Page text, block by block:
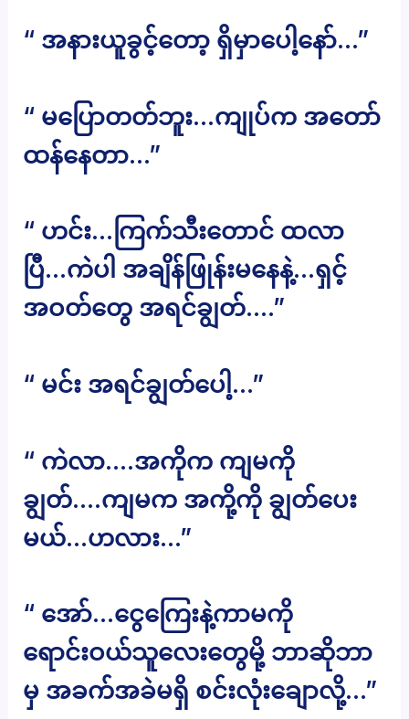
“ အနားယူခွင့်တော့ ရှိမှာပေါ့နော်…”
“ မပြောတတ်ဘူး…ကျုပ်က အတော်
ထန်နေတာ…”
“ ဟင်း…ကြက်သီးတောင် ထလာ
ပြီ…ကဲပါ အချိန်ဖြုန်းမနေနဲ့…ရှင့်
အဝတ်တွေ အရင်ချွတ်….”
“ မင်း အရင်ချွတ်ပေါ့…”
“ ကဲလာ….အကိုက ကျမကို
ချွတ်….ကျမက အကို့ကို ချွတ်ပေး
မယ်…ဟလား…”
“ အော်…ငွေကြေးနဲ့ကာမကို
ရောင်းဝယ်သူလေးတွေမို့ ဘာဆိုဘာ
မှ အခက်အခဲမရှိ စင်းလုံးချောလို့…”